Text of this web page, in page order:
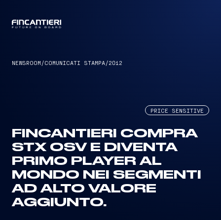
NEWSROOM /COMUNICATI STAMPA/2012
PRICE SENSITIVE
FINCANTIERI COMPRA
STX OSV E DIVENTA
PRIMO PLAYER AL
MONDO NEI SEGMENTI
AD ALTO VALORE
AGGIUNTO.